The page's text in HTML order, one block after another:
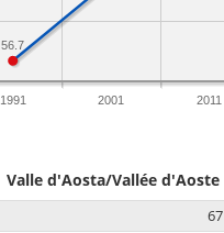
1991 2001 2011
56.7
Valle d'Aosta/Vallée d'Aoste
67